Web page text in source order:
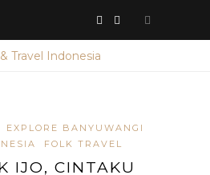
EXPLORE BANYUWANGI
FOLK TRAVEL
IJO, CINTAKU